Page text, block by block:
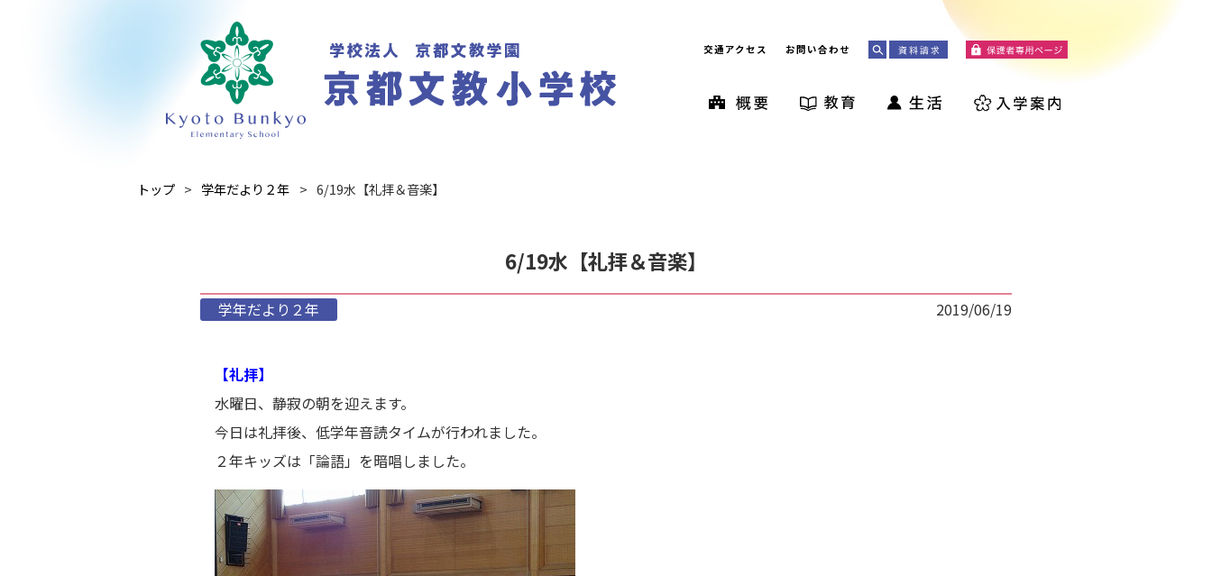
交通アクセス お問い合わせ
トップ 学年だより２年 6/19水【礼拝＆音楽】
6/19水【礼拝＆音楽】
学年だより２年 2019/06/19
【礼拝】
水曜日、静寂の朝を迎えます。
今日は礼拝後、低学年音読タイムが行われました。
２年キッズは「論語」を暗唱しました。